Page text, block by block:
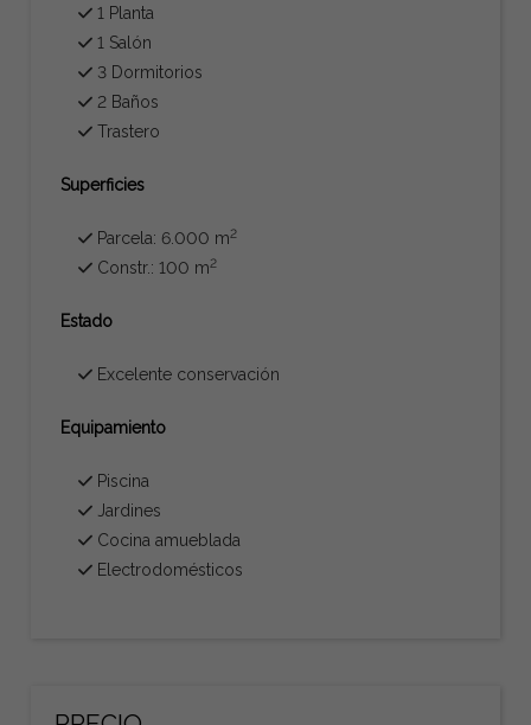
1 Planta
1 Salón
3 Dormitorios
2 Baños
Trastero
Superficies
Parcela: 6.000 m2
Constr.: 100 m2
Estado
Excelente conservación
Equipamiento
Piscina
Jardines
Cocina amueblada
Electrodomésticos